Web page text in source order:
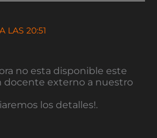
LAS 20:51
no esta disponible este
docente externo a nuestro
los detalles!.